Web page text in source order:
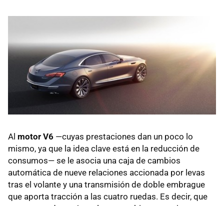
Al motor V6 —cuyas prestaciones dan un poco lo
mismo, ya que la idea clave está en la reducción de
consumos— se le asocia una caja de cambios
automática de nueve relaciones accionada por levas
tras el volante y una transmisión de doble embrague
que aporta tracción a las cuatro ruedas. Es decir, que